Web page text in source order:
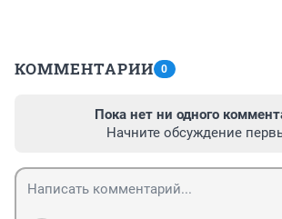
КОММЕНТАРИИ 0
Пока нет ни одного
Начните обсуждение